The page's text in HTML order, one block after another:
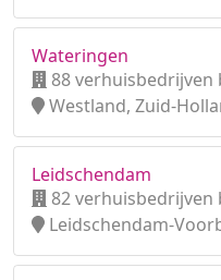
Wateringen
88 verhuisbedrijven
Westland, Zuid-
Leidschendam
82 verhuisbedrijven
Leidschendam-